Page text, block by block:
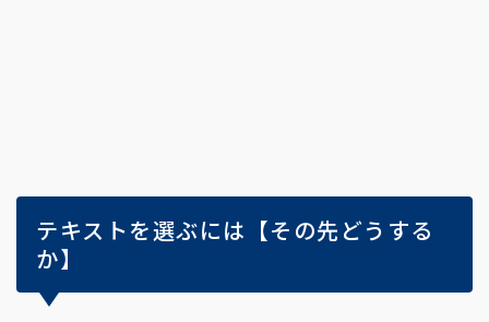
テキストを選ぶには【その先どうする
か】